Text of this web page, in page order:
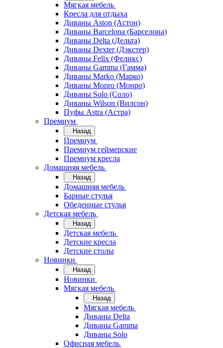
Мягкая мебель
Кресла для отдыха
Диваны Aston (Астон)
Диваны Barcelona (Барселона)
Диваны Delta (Дельта)
Диваны Dexter (Дэкстер)
Диваны Felix (Феликс)
Диваны Gamma (Гамма)
Диваны Marko (Марко)
Диваны Monro (Монро)
Диваны Solo (Соло)
Диваны Wilson (Вилсон)
Пуфы Astra (Астра)
Премиум
Назад
Премиум
Премиум геймерские
Премиум кресла
Домашняя мебель
Назад
Домашняя мебель
Барные стулья
Обеденные стулья
Детская мебель
Назад
Детская мебель
Детские кресла
Детские столы
Новинки
Назад
Новинки
Мягкая мебель
Назад
Мягкая мебель
Диваны Delta
Диваны Gamma
Диваны Solo
Офисная мебель